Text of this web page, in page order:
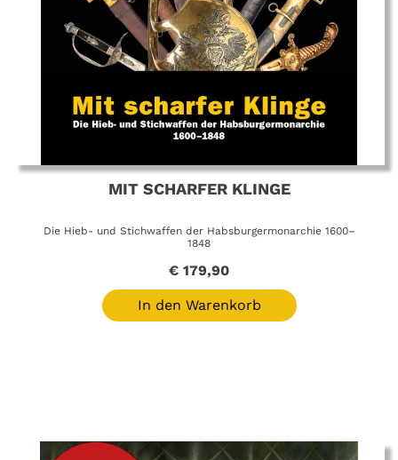
MIT SCHARFER KLINGE
Die Hieb- und Stichwaffen der Habsburgermonarchie 1600–
1848
€ 179,90
In den Warenkorb